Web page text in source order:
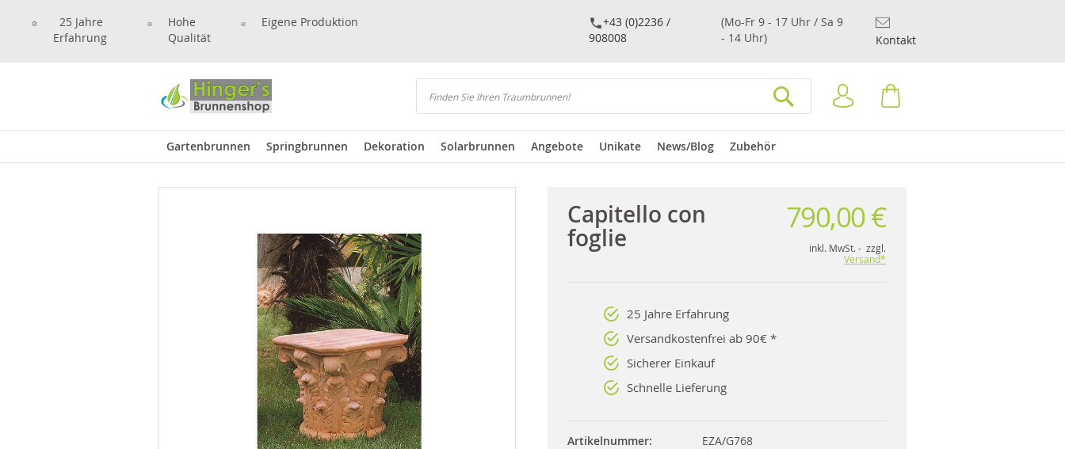
25 Jahre
Erfahrung
Hohe
Qualität
Eigene Produktion
+43 (0)2236 /
908008
(Mo-Fr 9 - 17 Uhr / Sa 9
- 14 Uhr)
Kontakt
Suchen
Anmelden
Gartenbrunnen Springbrunnen Dekoration Solarbrunnen Angebote Unikate News/Blog Zubehör
Capitello con
foglie
790,00 €
inkl. MwSt. - zzgl.
Versand*
25 Jahre Erfahrung
Versandkostenfrei ab 90€ *
Sicherer Einkauf
Schnelle Lieferung
Artikelnummer
EZA/G768